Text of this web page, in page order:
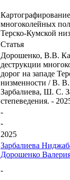
многоколейных
Терско-Кумской
Статья
Дорошенко, В.В.
деструкции
дорог на западе
низменности / В.
Зарбалиева, Ш. С.
степеведения. -
-
-
2025
Зарбалиева
Дорошенко
-